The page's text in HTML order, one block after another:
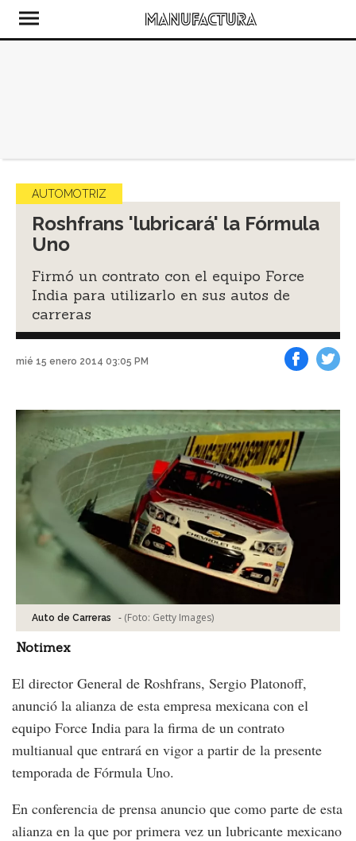
AUTOMOTRIZ
Roshfrans 'lubricará' la Fórmula
Uno
Firmó un contrato con el equipo Force
India para utilizarlo en sus autos de
carreras
mié 15 enero 2014 03:05 PM
Auto de Carreras - (Foto: Getty Images)
Notimex
El director General de Roshfrans, Sergio Platonoff,
anunció la alianza de esta empresa mexicana con el
equipo Force India para la firma de un contrato
multianual que entrará en vigor a partir de la presente
temporada de Fórmula Uno.
En conferencia de prensa anuncio que como parte de esta
alianza en la que por primera vez un lubricante mexicano